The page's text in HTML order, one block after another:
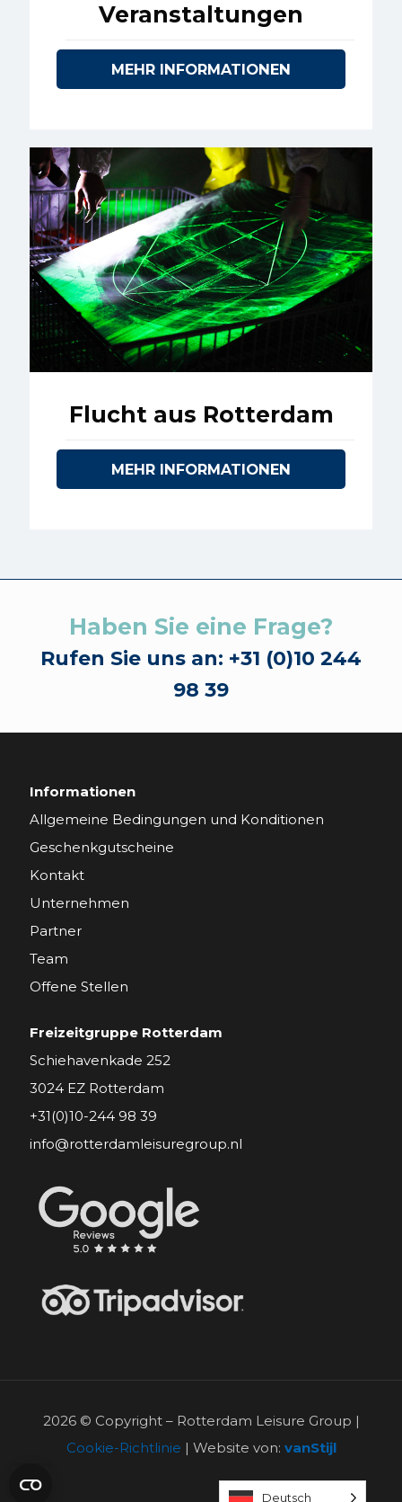
Veranstaltungen
MEHR INFORMATIONEN
Flucht aus Rotterdam
MEHR INFORMATIONEN
Haben Sie eine Frage?
Rufen Sie uns an: +31 (0)10 244
98 39
Informationen
Allgemeine Bedingungen und Konditionen
Geschenkgutscheine
Kontakt
Unternehmen
Partner
Team
Offene Stellen
Freizeitgruppe Rotterdam
Schiehavenkade 252
3024 EZ Rotterdam
+31(0)10-244 98 39
info@rotterdamleisuregroup.nl
2026 © Copyright – Rotterdam Leisure Group |
Cookie-Richtlinie | Website von: vanStijl
Deutsch